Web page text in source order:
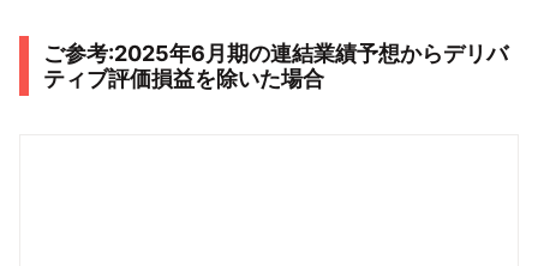
ご参考:2025年6月期の連結業績予想からデリバ
ティブ評価損益を除いた場合